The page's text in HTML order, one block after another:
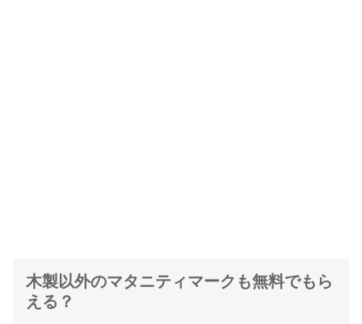
木製以外のマタニティマークも無料でもら
える？